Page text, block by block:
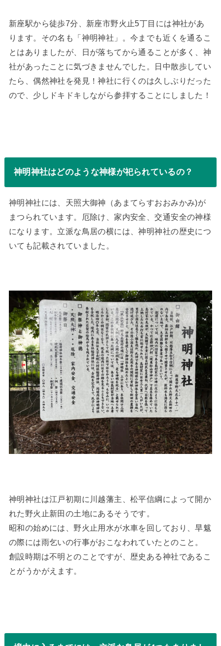
新座駅から徒歩7分、新座市野火止5丁目には神社があ
ります。その名も「神明神社」。今までも近くを通るこ
とはありましたが、日が落ちてから通ることが多く、神
社があったことに気づきませんでした。日中散歩してい
たら、偶然神社を発見！神社に行くのは久しぶりだった
ので、少しドキドキしながら参拝することにしました！
神明神社はどのような神様が祀られているの？
神明神社には、天照大御神（あまてらすおおみかみ)が
まつられています。厄除け、家内安全、交通安全の神様
になります。立派な鳥居の横には、神明神社の歴史につ
いても記載されていました。
神明神社は江戸初期に川越藩主、松平信綱によって開か
れた野火止新田の土地にあるそうです。
昭和の始めには、野火止用水が水車を回しており、旱魃
の際には雨乞いの行事がおこなわれていたとのこと。
創設時期は不明とのことですが、歴史ある神社であるこ
とがうかがえます。